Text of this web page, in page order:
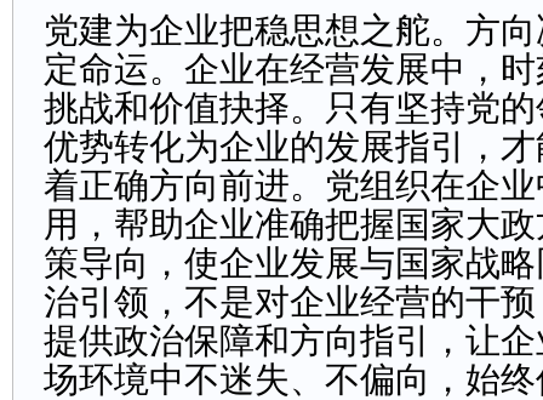
党建为企业把稳思想之舵。方
定命运。企业在经营发展中，
挑战和价值抉择。只有坚持党
优势转化为企业的发展指引，
着正确方向前进。党组织在企
用，帮助企业准确把握国家大
策导向，使企业发展与国家战
治引领，不是对企业经营的干
提供政治保障和方向指引，让
场环境中不迷失、不偏向，始